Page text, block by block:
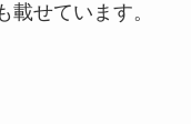
せています。